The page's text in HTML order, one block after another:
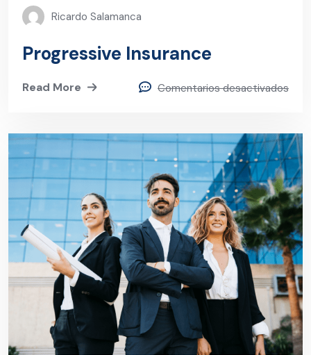
Ricardo Salamanca
Progressive Insurance
Read More Comentarios desactivados